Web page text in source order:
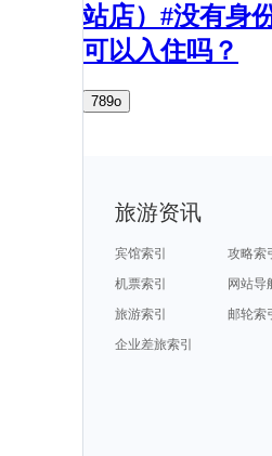
站店）#没有身
可以入住吗？
789o
旅游资讯
宾馆索引
攻略索引
机票索引
网站导
旅游索引
邮轮索引
企业差旅索引